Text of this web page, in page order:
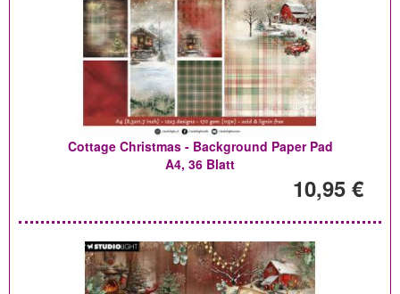
Cottage Christmas - Background Paper Pad
A4, 36 Blatt
10,95 €